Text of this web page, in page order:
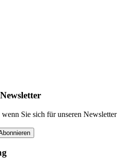
Sie sich für unseren Newsletter